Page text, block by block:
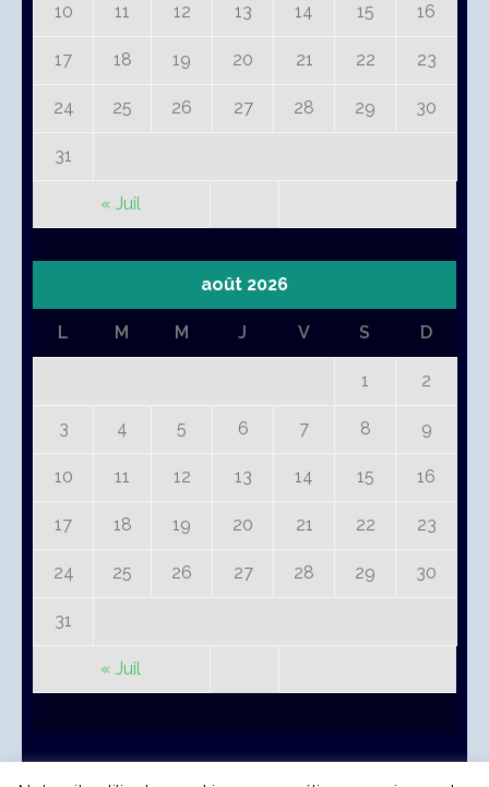
10 11 12 13 14 15 16
17 18 19 20 21 22 23
24 25 26 27 28 29 30
31
« Juil
août 2026
L M M J V S D
1 2
3 4 5 6 7 8 9
10 11 12 13 14 15 16
17 18 19 20 21 22 23
24 25 26 27 28 29 30
31
« Juil